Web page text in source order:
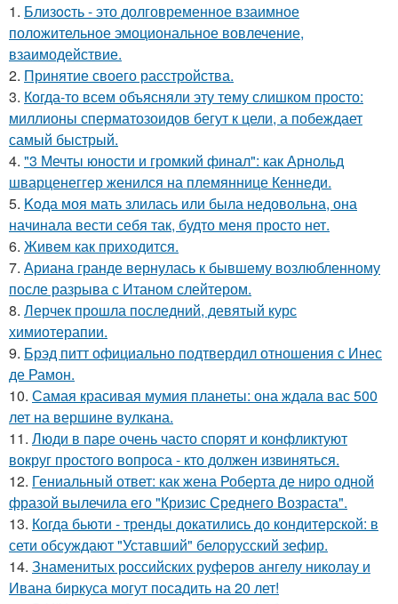
1. Близocть - это долговременное взаимное
положительное эмоциональное вовлечение,
взаимодействие.
2. Принятие своего расстройства.
3. Когда-то всем объясняли эту тему слишком просто:
миллионы сперматозоидов бегут к цели, а побеждает
самый быстрый.
4. "3 Мечты юности и громкий финал": как Арнольд
шварценеггер женился на племяннице Кеннеди.
5. Koда моя мать злилась или была недовольна, она
начинала вести себя так, будто меня просто нет.
6. Живeм как приходится.
7. Ариана гранде вернулась к бывшему возлюбленному
после разрыва с Итаном слейтером.
8. Лерчек прошла последний, девятый курс
химиотерапии.
9. Брэд питт официально подтвердил отношения с Инес
де Рамон.
10. Самая красивая мумия планеты: она ждала вас 500
лет на вершине вулкана.
11. Люди в паре очень часто спорят и конфликтуют
вокруг простого вопроса - кто должен извиняться.
12. Гениальный ответ: как жена Роберта де ниро одной
фразой вылечила его "Кризис Среднего Возраста".
13. Когда бьюти - тренды докатились до кондитерской: в
сети обсуждают "Уставший" белорусский зефир.
14. Знаменитых российских руферов ангелу николау и
Ивана биркуса могут посадить на 20 лет!